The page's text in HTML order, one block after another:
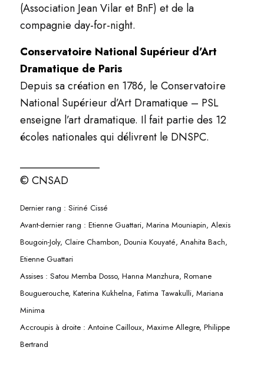
(Association Jean Vilar et BnF) et de la
compagnie day-for-night.
Conservatoire National Supérieur d’Art
Dramatique de Paris
Depuis sa création en 1786, le Conservatoire
National Supérieur d’Art Dramatique – PSL
enseigne l’art dramatique. Il fait partie des 12
écoles nationales qui délivrent le DNSPC.
_______________
© CNSAD
Dernier rang : Siriné Cissé
Avant-dernier rang : Etienne Guattari, Marina Mouniapin, Alexis
Bougoin-Joly, Claire Chambon, Dounia Kouyaté, Anahita Bach,
Etienne Guattari
Assises : Satou Memba Dosso, Hanna Manzhura, Romane
Bouguerouche, Katerina Kukhelna, Fatima Tawakulli, Mariana
Minima
Accroupis à droite : Antoine Cailloux, Maxime Allegre, Philippe
Bertrand